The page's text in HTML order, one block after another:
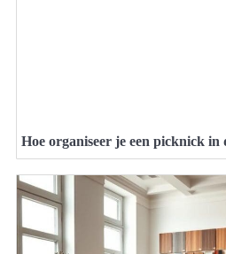
Hoe organiseer je een picknick in